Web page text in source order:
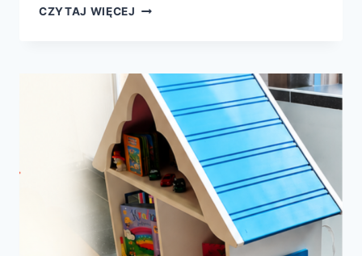
CZYTAJ WIĘCEJ POGODA